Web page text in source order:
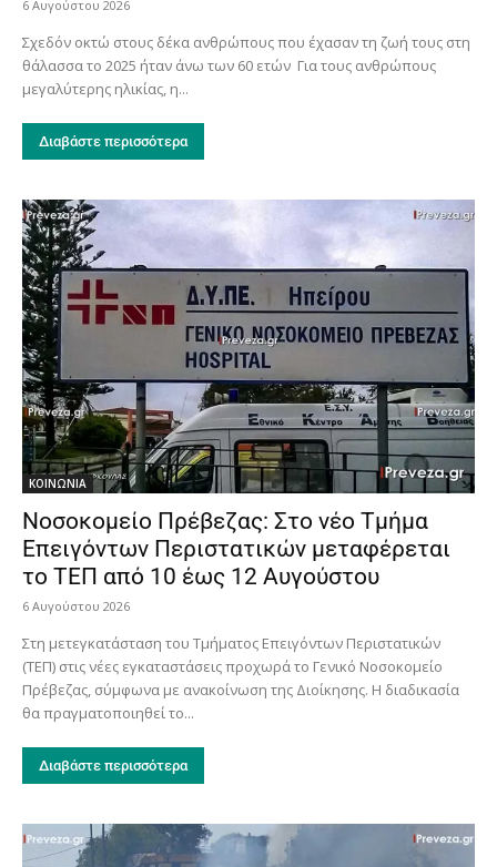
6 Αυγούστου 2026
Σχεδόν οκτώ στους δέκα ανθρώπους που έχασαν τη ζωή τους στη
θάλασσα το 2025 ήταν άνω των 60 ετών Για τους ανθρώπους
μεγαλύτερης ηλικίας, η...
Διαβάστε περισσότερα
ΚΟΙΝΩΝΙΑ
Νοσοκομείο Πρέβεζας: Στο νέο Τμήμα
Επειγόντων Περιστατικών μεταφέρεται
το ΤΕΠ από 10 έως 12 Αυγούστου
6 Αυγούστου 2026
Στη μετεγκατάσταση του Τμήματος Επειγόντων Περιστατικών
(ΤΕΠ) στις νέες εγκαταστάσεις προχωρά το Γενικό Νοσοκομείο
Πρέβεζας, σύμφωνα με ανακοίνωση της Διοίκησης. Η διαδικασία
θα πραγματοποιηθεί το...
Διαβάστε περισσότερα